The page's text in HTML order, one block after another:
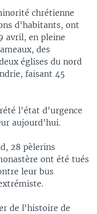
chrétienne
d'habitants, ont
avril, en pleine
des
églises du nord
faisant 45
l'état d'urgence
aujourd'hui.
28 pèlerins
ont été tués
leur bus
de l'histoire de